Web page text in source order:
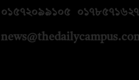
০১৫৭২০৯৯১০৫